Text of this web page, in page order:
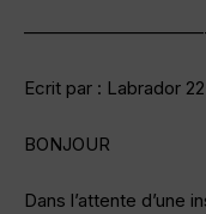
Ecrit par : Labrador
BONJOUR
Dans l’attente d’une